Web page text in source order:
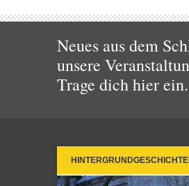
Neues aus dem
unsere
Trage dich hier ein.